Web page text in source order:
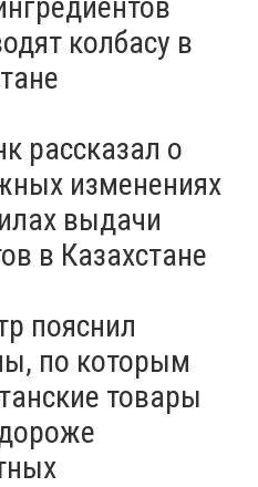
колбасу в
рассказал о
изменениях
выдачи
в Казахстане
пояснил
по которым
товары